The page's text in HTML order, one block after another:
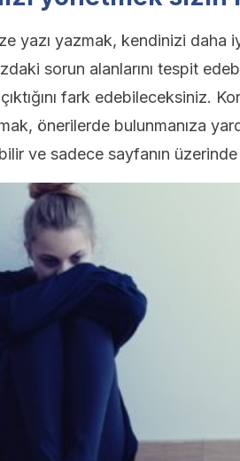
yazı yazmak, kendinizi daha
sorun alanlarını tespit
fark edebileceksiniz.
önerilerde bulunmanıza
ve sadece sayfanın üzerinde